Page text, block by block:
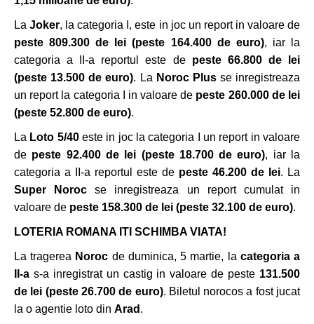
LaJoker, la categoria I, este in joc un report in valoare de
peste 809.300 de lei (peste 164.400 de euro), iar la
categoria a II-a reportul este de peste 66.800 de lei
(peste 13.500 de euro). La Noroc Plus se inregistreaza
un report la categoria I in valoare de peste 260.000 de lei
(peste 52.800 de euro).
La Loto 5/40este in joc la categoria I un report in valoare
de peste 92.400 de lei (peste 18.700 de euro), iar la
categoria a II-a reportul este de peste 46.200 de lei. La
Super Noroc se inregistreaza un report cumulat in
valoare de peste 158.300 de lei (peste 32.100 de euro).
LOTERIA ROMANA ITI SCHIMBA VIATA!
La tragerea Noroc de duminica, 5 martie, la categoria a
II-a s-a inregistrat un castig in valoare de peste 131.500
de lei (peste 26.700 de euro). Biletul norocos a fost jucat
la o agentie loto din Arad .